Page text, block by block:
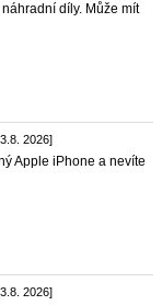
díly. Může mít
2026]
Apple iPhone a nevíte
2026]